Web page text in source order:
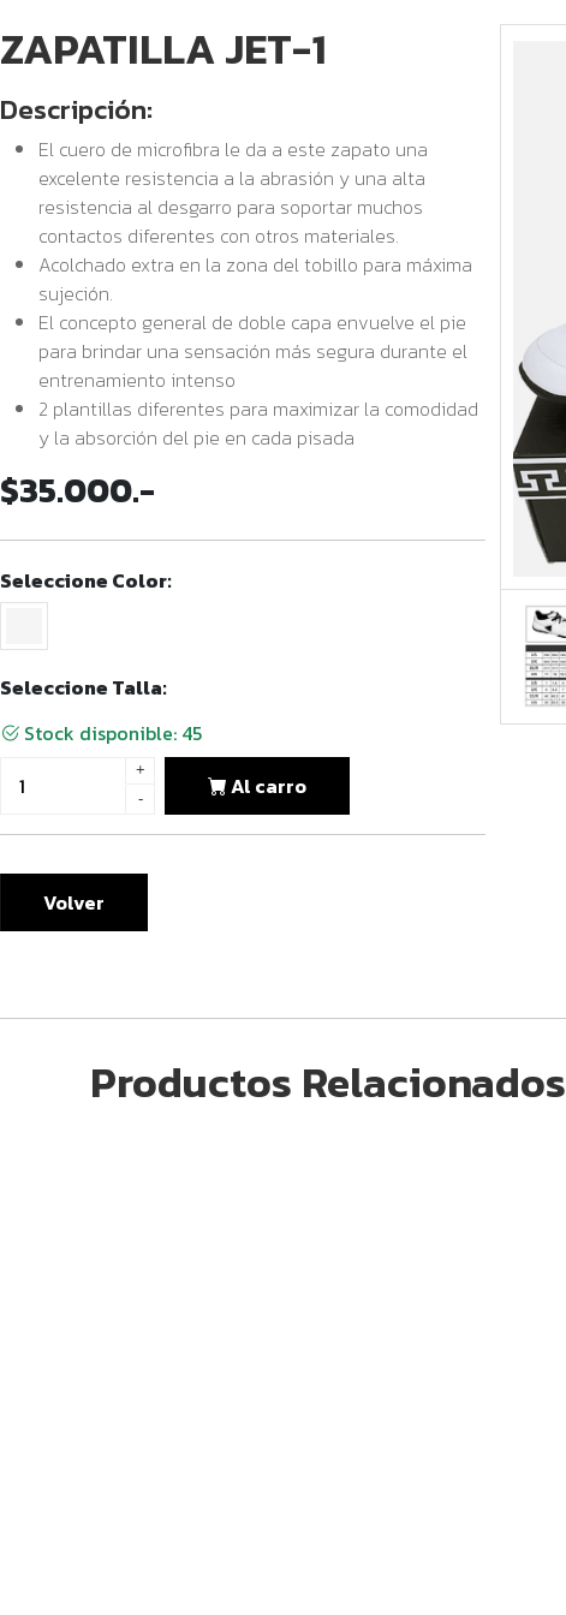
ZAPATILLA JET-1
Descripción:
El cuero de microfibra le da a este zapato una
excelente resistencia a la abrasión y una alta
resistencia al desgarro para soportar muchos
contactos diferentes con otros materiales.
Acolchado extra en la zona del tobillo para máxima
sujeción.
El concepto general de doble capa envuelve el pie
para brindar una sensación más segura durante el
entrenamiento intenso
2 plantillas diferentes para maximizar la comodidad
y la absorción del pie en cada pisada
$35.000.-
Seleccione Color:
Seleccione Talla:
Stock disponible: 45
+
-
Al carro
Volver
Productos Relacionados